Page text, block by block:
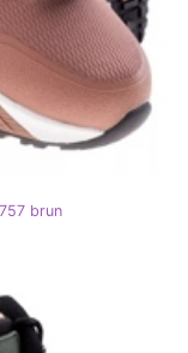
brun